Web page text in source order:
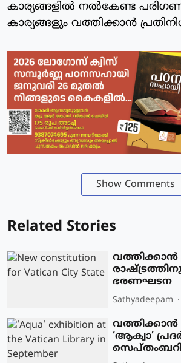
കാര്യങ്ങളില്‍ നല്‍കേണ്ട
കാര്യങ്ങളും വത്തിക്കാന്‍
Show Comments
Related Stories
വത്തിക്കാന്‍
ഭരണഘടന
Sathyadeepam
‘ആക്വാ’